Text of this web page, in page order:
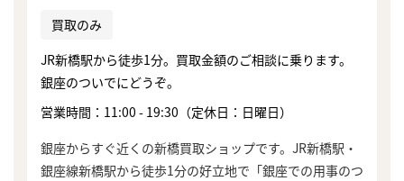
買取のみ
JR新橋駅から徒歩1分。買取金額のご相談に乗ります。
銀座のついでにどうぞ。
営業時間：11:00 - 19:30（定休日：日曜日）
銀座からすぐ近くの新橋買取ショップです。JR新橋駅・
銀座線新橋駅から徒歩1分の好立地で「銀座での用事のつ